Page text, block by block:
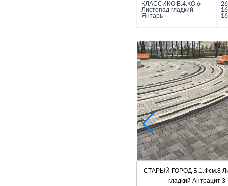
КЛАССИКО Б.4.КО.6
Листопад гладкий
Янтарь
СТАРЫЙ ГОРОД Б.1.Фсм.8
гладкий Антрацит 3